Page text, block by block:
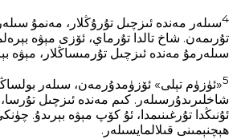
4سىلەر مەندە ئىزچىل تۇرۇڭلار، مەنمۇ
تۇرىمەن. شاخ تالدا تۇرماي، ئۆزى مېۋە
سىلەرمۇ مەندە ئىزچىل تۇرمىساڭلار، مېۋە
5«ئۈزۈم تېلى» ئۆزۈمدۇرمەن، سىلەر
شاخلىرىدۇرسىلەر. كىم مەندە ئىزچىل
ئۇنىڭدا تۇرغىنىمدا، ئۇ كۆپ مېۋە بېرىدۇ.
ھېچنېمىنى قىلالمايسىلەر.